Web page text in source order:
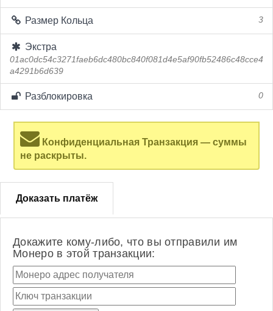
Размер Кольца 3
Экстра
01ac0dc54c3271faeb6dc480bc840f081d4e5af90fb52486c48cce4
a4291b6d639
Разблокировка 0
Конфиденциальная Транзакция — суммы
не раскрыты.
Доказать платёж
Докажите кому-либо, что вы отправили им
Монеро в этой транзакции: